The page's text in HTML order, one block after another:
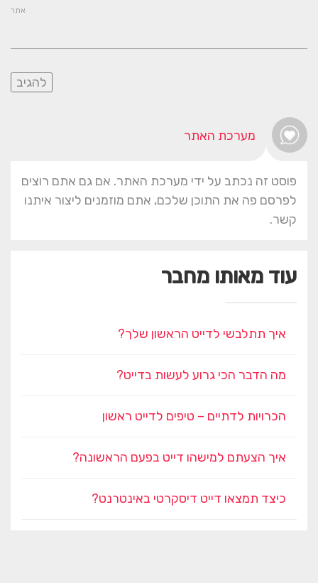
אתר
מערכת האתר
פוסט זה נכתב על ידי מערכת האתר. אם גם אתם רוצים
לפרסם פה את התוכן שלכם, אתם מוזמנים ליצור איתנו
קשר.
עוד מאותו מחבר
איך תתלבשי לדייט הראשון שלך?
מה הדבר הכי גרוע לעשות בדייט?
הכרויות לדתיים – טיפים לדייט ראשון
איך הצעתם למישהו דייט בפעם הראשונה?
כיצד תמצאו דייט דיסקרטי באינטרנט?